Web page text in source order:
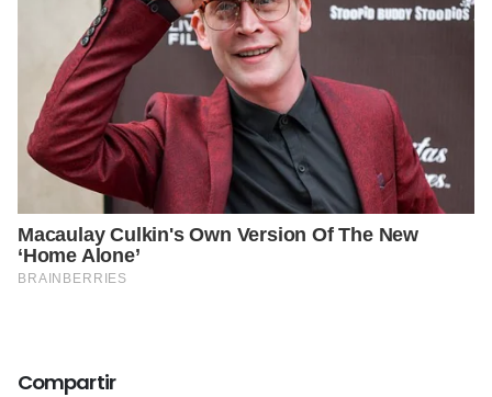
Compartir